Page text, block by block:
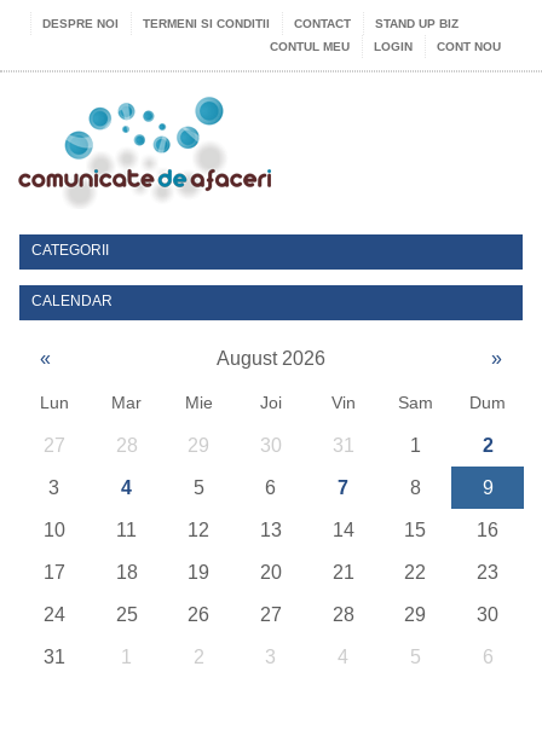
DESPRE NOI TERMENI SI CONDITII CONTACT
STAND UP BIZ
CONTUL MEU
LOGIN CONT NOU
CATEGORII
CALENDAR
« August 2026 »
Lun Mar Mie Joi Vin Sam Dum
27 28 29 30 31 1 2
3 4 5 6 7 8 9
10 11 12 13 14 15 16
17 18 19 20 21 22 23
24 25 26 27 28 29 30
31 1 2 3 4 5 6